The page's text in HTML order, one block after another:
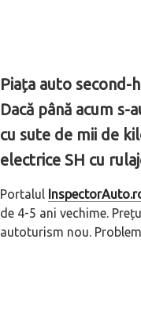
Piața auto second-
Dacă până acum
cu sute de mii de
electrice SH cu
Portalul
de 4-5 ani vechime.
autoturism nou.